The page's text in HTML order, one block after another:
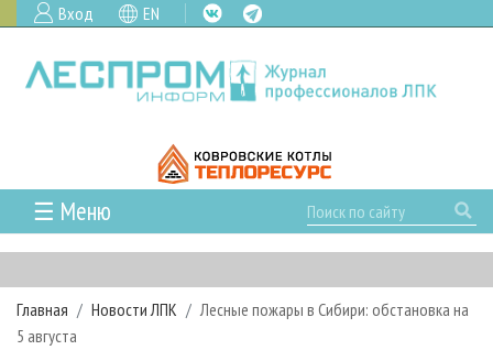
Вход EN
☰ Меню
ГЛАВНАЯ
РУБРИКИ И ТЕМЫ
РУБРИКИ ЖУРНАЛА
НОВОСТИ
Главная Новости ЛПК
Лесные пожары в Сибири: обстановка на
5 августа